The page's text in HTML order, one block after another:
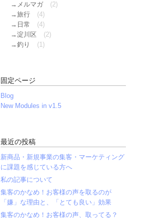
メルマガ
(2)
旅行
(4)
日常
(4)
淀川区
(2)
釣り
(1)
固定ページ
Blog
New Modules in v1.5
最近の投稿
新商品・新規事業の集客・マーケティング
に課題を感じている方へ
私の記事について
集客のかなめ！お客様の声を取るのが
「嫌」な理由と、「とても良い」効果
集客のかなめ！お客様の声、取ってる？